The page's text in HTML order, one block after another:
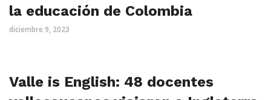
la educación de Colombia
diciembre 9, 2023
Valle is English: 48 docentes